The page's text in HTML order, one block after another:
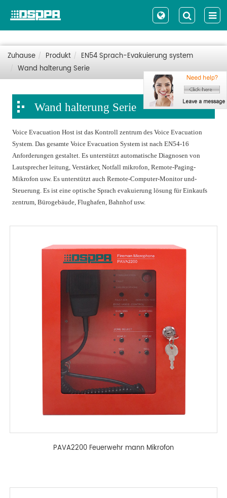
Zuhause Produkt
EN54 Sprach-Evakuierung system
Wand halterung Serie
Wand halterung Serie
Voice Evacuation Host ist das Kontroll zentrum des Voice Evacuation
System. Das gesamte Voice Evacuation System ist nach EN54-16
Anforderungen gestaltet. Es unterstützt automatische Diagnosen von
Lautsprecher leitung, Verstärker, Notfall mikrofon, Remote-Paging-
Mikrofon usw. Es unterstützt auch Remote-Computer-Monitor und-
Steuerung. Es ist eine optische Sprach evakuierung lösung für Einkaufs
zentrum, Bürogebäude, Flughafen, Bahnhof usw.
PAVA2200 Feuerwehr mann Mikrofon